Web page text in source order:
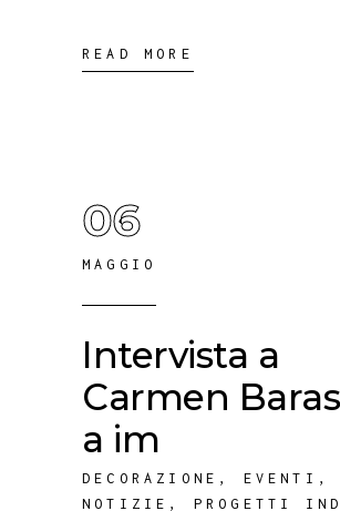
READ MORE
06
MAGGIO
Intervista a
Carmen
a im
DECORAZIONE , EVENTI ,
NOTIZIE , PROGETTI